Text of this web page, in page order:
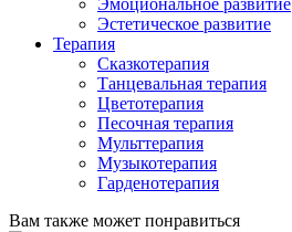
Эстетическое развитие
Терапия
Сказкотерапия
Танцевальная терапия
Цветотерапия
Песочная терапия
Мульттерапия
Музыкотерапия
Гарденотерапия
Вам также может понравиться